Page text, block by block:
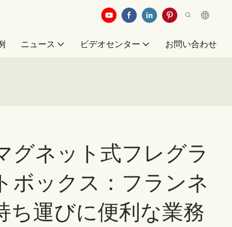
ニュース ビデオセンター お問い合わせ
グネット式フレグラ
ボックス：フランネ
ち運びに便利な業務